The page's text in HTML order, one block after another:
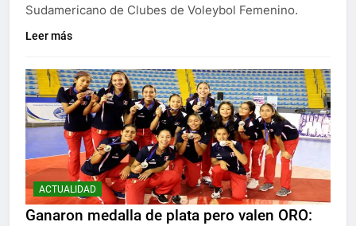
Sudamericano de Clubes de Voleybol Femenino.
Leer más
ACTUALIDAD
Ganaron medalla de plata pero valen ORO: